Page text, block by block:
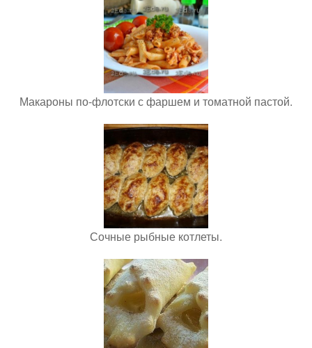
Макароны по-флотски с фаршем и томатной пастой.
Сочные рыбные котлеты.